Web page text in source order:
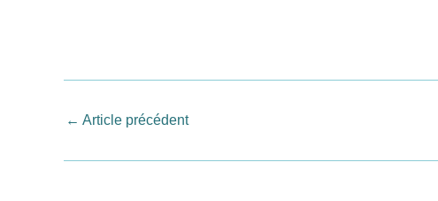
← Article précédent